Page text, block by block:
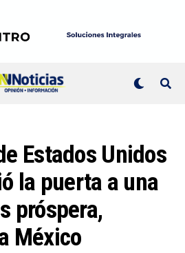
Estados Unidos
la puerta a una
próspera,
México